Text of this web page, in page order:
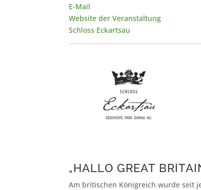
E-Mail
Website der Veranstaltung
Schloss Eckartsau
„HALLO GREAT
Am britischen Königreich wurde seit